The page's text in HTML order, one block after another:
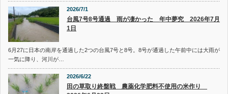
2026/7/1
台風7号8号通過 雨が凄かった 年中夢究 2026年7月
1日
6月27に日本の南岸を通過した2つの台風7号と8号。8号が通過した午前中には大雨が
一気に降り、河川が…
2026/6/22
田の草取り終盤戦 農薬化学肥料不使用の米作り